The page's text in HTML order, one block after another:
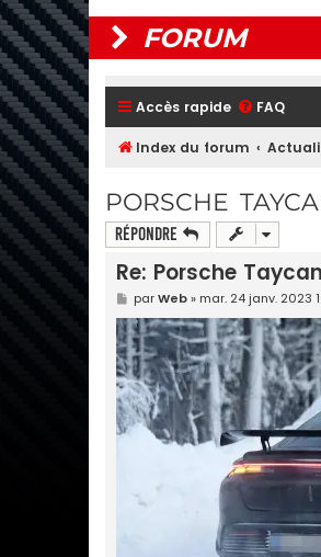
FORUM
Accès rapide FAQ
Index du forum
PORSCHE
Répondre
Re: Porsche
M
e
s
s
a
g
e
parWeb» mar. 24 janv. 2023